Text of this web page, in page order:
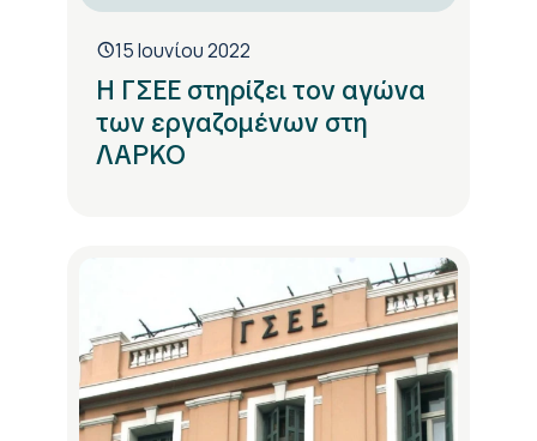
15 Ιουνίου 2022
Η ΓΣΕΕ στηρίζει τον αγώνα
των εργαζομένων στη
ΛΑΡΚΟ